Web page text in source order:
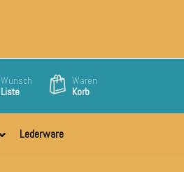
Wunsch
Liste
Waren
Korb
Lederware